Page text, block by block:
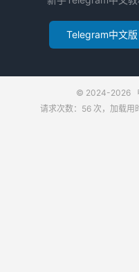
Telegram中文版
© 2024-2026
请求次数：56 次，加载